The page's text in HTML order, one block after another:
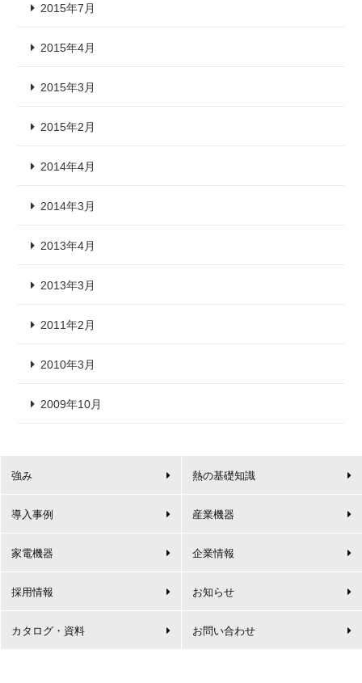
2015年7月
2015年4月
2015年3月
2015年2月
2014年4月
2014年3月
2013年4月
2013年3月
2011年2月
2010年3月
2009年10月
強み 熱の基礎知識
導入事例 産業機器
家電機器 企業情報
採用情報 お知らせ
カタログ・資料 お問い合わせ